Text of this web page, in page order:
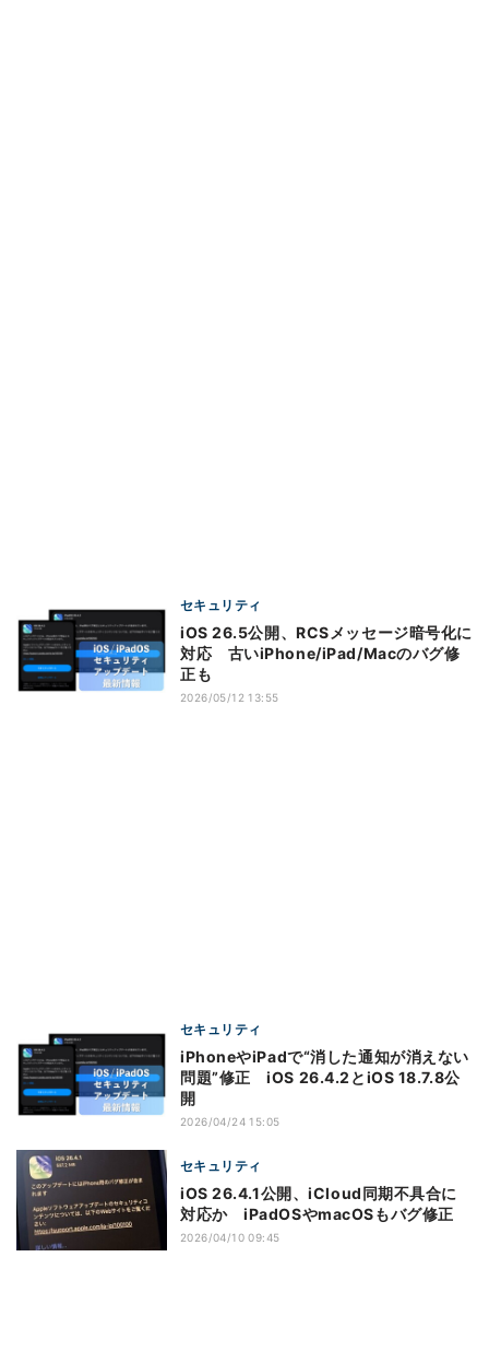
セキュリティ
iOS 26.5公開、RCSメッセージ暗号化に
対応 古いiPhone/iPad/Macのバグ修
正も
2026/05/12 13:55
セキュリティ
iPhoneやiPadで“消した通知が消えない
問題”修正 iOS 26.4.2とiOS 18.7.8公
開
2026/04/24 15:05
セキュリティ
iOS 26.4.1公開、iCloud同期不具合に
対応か iPadOSやmacOSもバグ修正
2026/04/10 09:45